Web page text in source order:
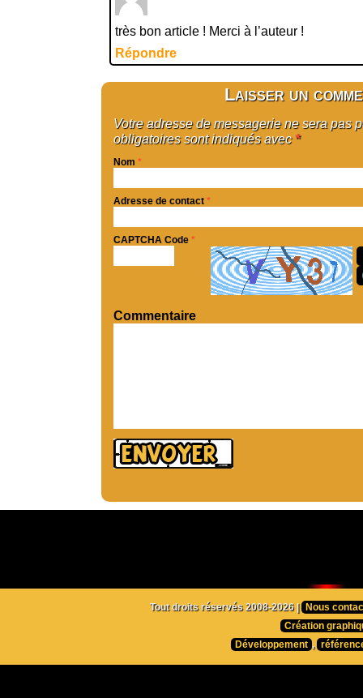
très bon article ! Merci à l’auteur !
Répondre
Laisser un
Votre adresse de messagerie ne sera pas
obligatoires sont indiqués avec *
Nom *
Adresse de contact *
CAPTCHA Code *
Commentaire
Tout droits réservés 2008-2026 |
Nous
Création
Développement ,